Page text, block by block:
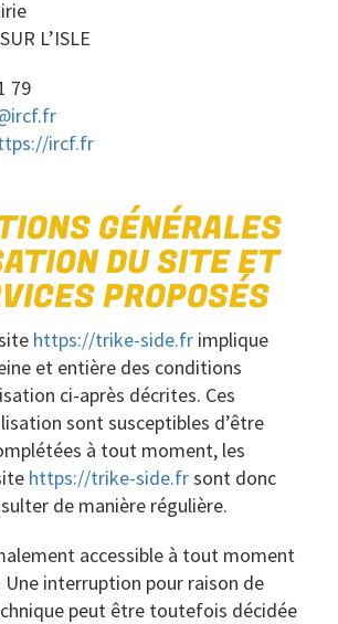
L’ISLE
79
ircf.fr
GÉNÉRALES
DU SITE ET
PROPOSÉS
https://trike-side.fr implique
et entière des conditions
ci-après décrites. Ces
sont susceptibles d’être
à tout moment, les
https://trike-side.frsont donc
de manière régulière.
accessible à tout moment
interruption pour raison de
peut être toutefois décidée